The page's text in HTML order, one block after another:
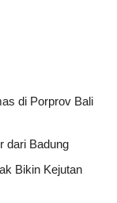
di Porprov Bali
dari Badung
Bikin Kejutan